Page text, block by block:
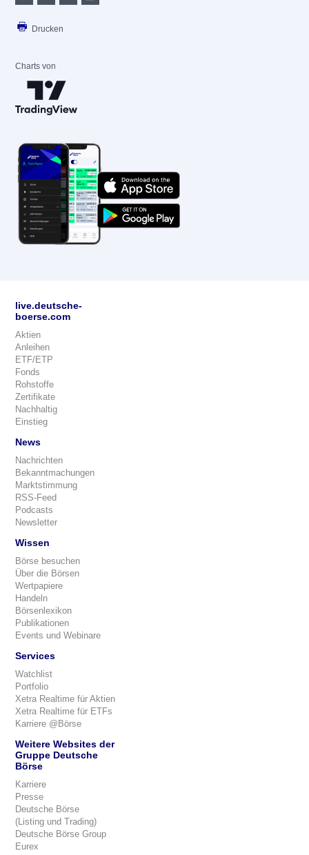
Drucken
Charts von
live.deutsche-
boerse.com
Aktien
Anleihen
ETF/ETP
Fonds
Rohstoffe
Zertifikate
Nachhaltig
Einstieg
News
Nachrichten
Bekanntmachungen
Marktstimmung
RSS-Feed
Podcasts
Newsletter
Wissen
Börse besuchen
Über die Börsen
Wertpapiere
Handeln
Börsenlexikon
Publikationen
Events und Webinare
Services
Watchlist
Portfolio
Xetra Realtime für Aktien
Xetra Realtime für ETFs
Karriere @Börse
Weitere Websites der
Gruppe Deutsche
Börse
Karriere
Presse
Deutsche Börse
(Listing und Trading)
Deutsche Börse Group
Eurex